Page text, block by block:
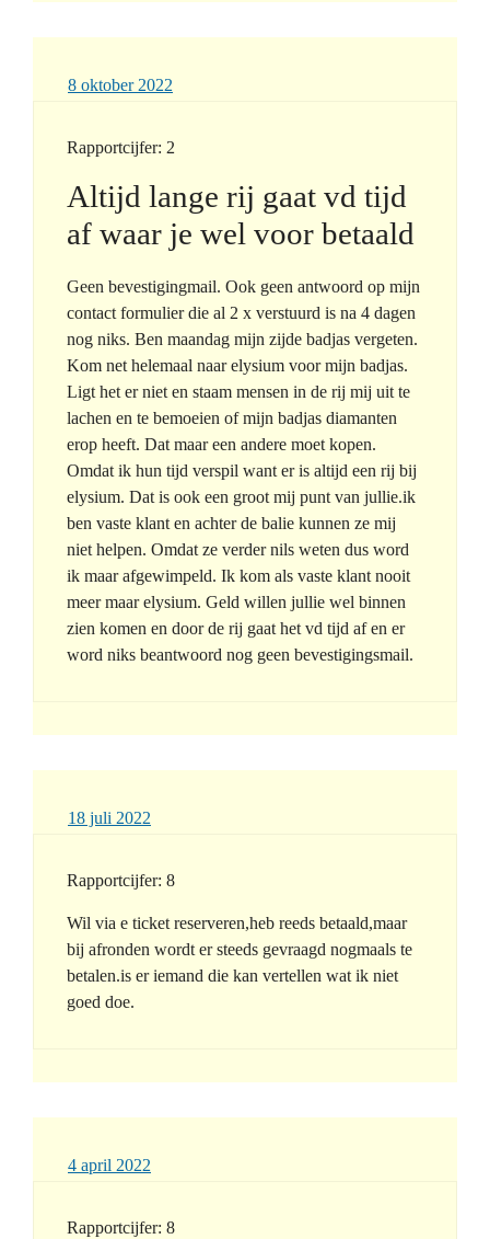
8 oktober 2022
Rapportcijfer: 2
Altijd lange rij gaat vd tijd
af waar je wel voor betaald
Geen bevestigingmail. Ook geen antwoord op mijn
contact formulier die al 2 x verstuurd is na 4 dagen
nog niks. Ben maandag mijn zijde badjas vergeten.
Kom net helemaal naar elysium voor mijn badjas.
Ligt het er niet en staam mensen in de rij mij uit te
lachen en te bemoeien of mijn badjas diamanten
erop heeft. Dat maar een andere moet kopen.
Omdat ik hun tijd verspil want er is altijd een rij bij
elysium. Dat is ook een groot mij punt van jullie.ik
ben vaste klant en achter de balie kunnen ze mij
niet helpen. Omdat ze verder nils weten dus word
ik maar afgewimpeld. Ik kom als vaste klant nooit
meer maar elysium. Geld willen jullie wel binnen
zien komen en door de rij gaat het vd tijd af en er
word niks beantwoord nog geen bevestigingsmail.
18 juli 2022
Rapportcijfer: 8
Wil via e ticket reserveren,heb reeds betaald,maar
bij afronden wordt er steeds gevraagd nogmaals te
betalen.is er iemand die kan vertellen wat ik niet
goed doe.
4 april 2022
Rapportcijfer: 8